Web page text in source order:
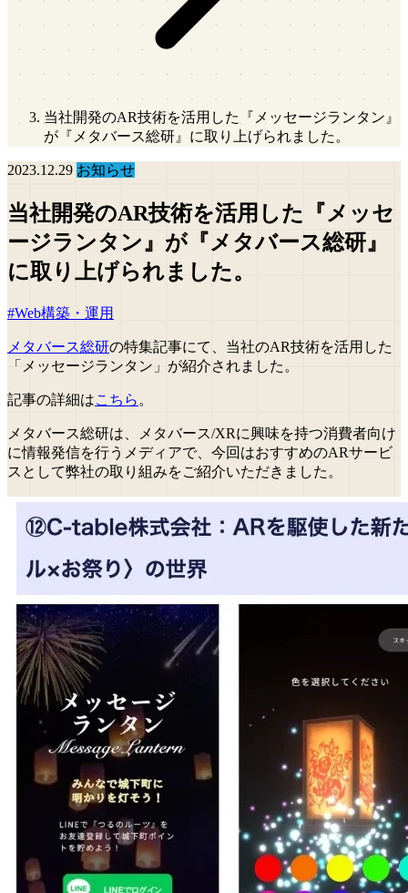
当社開発のAR技術を活用した『メッセージランタン』
が『メタバース総研』に取り上げられました。
2023.12.29 お知らせ
当社開発のAR技術を活用した『メッセ
ージランタン』が『メタバース総研』
に取り上げられました。
#Web構築・運用
メタバース総研の特集記事にて、当社のAR技術を活用した
「メッセージランタン」が紹介されました。
記事の詳細はこちら 。
メタバース総研は、メタバース/XRに興味を持つ消費者向け
に情報発信を行うメディアで、今回はおすすめのARサービ
スとして弊社の取り組みをご紹介いただきました。